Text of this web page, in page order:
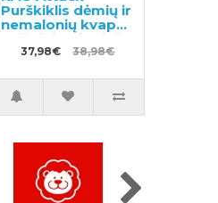
Purškiklis dėmių ir
nemalonių kvapų
pašalinimui prieš
skalbimą 300ml +
37,98€ 38,98€